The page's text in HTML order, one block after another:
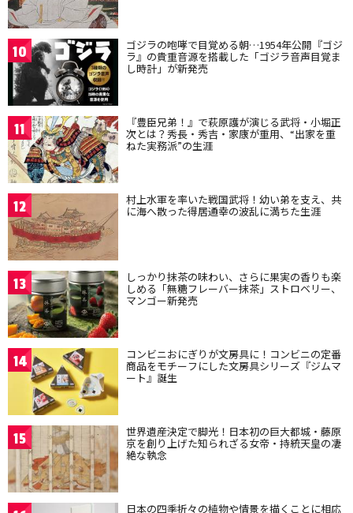
10 ゴジラの咆哮で目覚める朝…1954年公開『ゴジ
ラ』の貴重音源を搭載した「ゴジラ音声目覚ま
し時計」が新発売
11 『豊臣兄弟！』で萩原護が演じる武将・小堀正
次とは？秀長・秀吉・家康が重用、“出家を重
ねた実務派”の生涯
12 村上水軍を率いた戦国武将！幼い弟を支え、共
に海へ散った得居通幸の波乱に満ちた生涯
13 しっかり抹茶の味わい、さらに果実の香りも楽
しめる「無糖フレーバー抹茶」ストロベリー、
マンゴー新発売
14 コンビニおにぎりが文房具に！コンビニの定番
商品をモチーフにした文房具シリーズ『ジムマ
ート』誕生
15 世界遺産決定で脚光！日本初の巨大都城・藤原
京を創り上げた知られざる女帝・持統天皇の凄
絶な執念
日本の四季折々の植物や情景を描くことに相応